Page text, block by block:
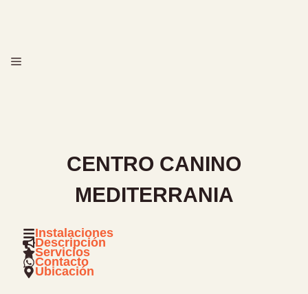
MENÚ
CENTRO CANINO
MEDITERRANIA
Instalaciones
Descripción
Servicios
Contacto
Ubicación